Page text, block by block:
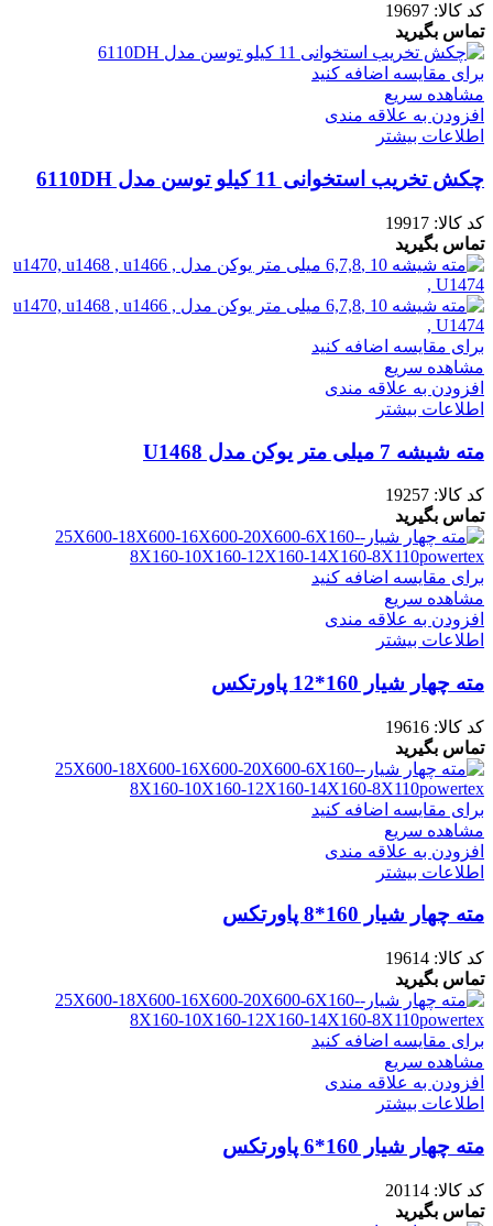
کد کالا: 19697
تماس بگیرید
برای مقایسه اضافه کنید
مشاهده سریع
افزودن به علاقه مندی
اطلاعات بیشتر
چکش تخریب استخوانی 11 کیلو توسن مدل 6110DH
کد کالا: 19917
تماس بگیرید
برای مقایسه اضافه کنید
مشاهده سریع
افزودن به علاقه مندی
اطلاعات بیشتر
مته شیشه 7 میلی متر یوکن مدل U1468
کد کالا: 19257
تماس بگیرید
برای مقایسه اضافه کنید
مشاهده سریع
افزودن به علاقه مندی
اطلاعات بیشتر
مته چهار شیار 160*12 پاورتکس
کد کالا: 19616
تماس بگیرید
برای مقایسه اضافه کنید
مشاهده سریع
افزودن به علاقه مندی
اطلاعات بیشتر
مته چهار شیار 160*8 پاورتکس
کد کالا: 19614
تماس بگیرید
برای مقایسه اضافه کنید
مشاهده سریع
افزودن به علاقه مندی
اطلاعات بیشتر
مته چهار شیار 160*6 پاورتکس
کد کالا: 20114
تماس بگیرید